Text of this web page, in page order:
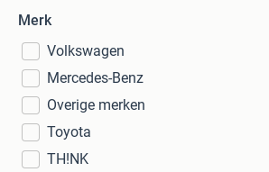
Merk
Volkswagen
Mercedes-Benz
Overige merken
Toyota
TH!NK